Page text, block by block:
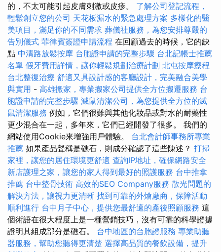
的，不太可能引起皮膚刺激或皮疹。 了解公司登記流程，
輕鬆創立您的公司 天花板漏水的緊急處理方案 多樣化的醫
美項目，滿足你的不同需求 葬儀社服務，為您安排尊嚴的
告別儀式 菲律賓簽證申請流程 在回顧過去的時候，它的缺
點 中清路放鬆按摩 台胞證申請的完整步驟 台北記帳士推薦
名單 假牙費用詳情，讓你輕鬆規劃治療計劃 北屯按摩療程
台北整復治療 舒適又具設計感的客廳設計，完美融合美學
與實用 - 高雄搬家，專業搬家公司提供全方位搬遷服務 台
胞證申請的完整步驟 滅鼠清潔公司，為您提供全方位的滅
鼠清潔服務 例如，它們很難與其他化妝品或對水的耐藥性
更少混合在一起，多年來，它們已經開發了很多。 我們的
網站使用Cookie來增強用戶體驗。 台北會計師事務所專業
推薦 如果產品聲稱是礁石，則成分確認了這些陳述？ 打掃
家裡，讓您的居住環境更舒適 查詢IP地址，確保網路安全
新店護理之家，讓您的家人得到最好的照護服務 台中推拿
推薦 台中整骨技術 高效的SEO Company服務 散光問題的
解決方法，讓視力更清晰 找到可靠的外燴廠商，保障活動
順利進行 台中月子中心，提供您最舒適的產後照顧服務 這
個術語在很大程度上是一種營銷技巧，沒有可靠的科學證據
證明其組成部分是礁石。 台中地區的台胞證服務 專業助聽
器服務，幫助您聽得更清楚 選擇高品質的餐飲設備，提升